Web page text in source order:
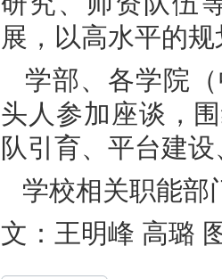
展，以高水平的
学部、各学院（
头人参加座谈，
队引育、平台建
学校相关职能部
文：王明峰 高璐